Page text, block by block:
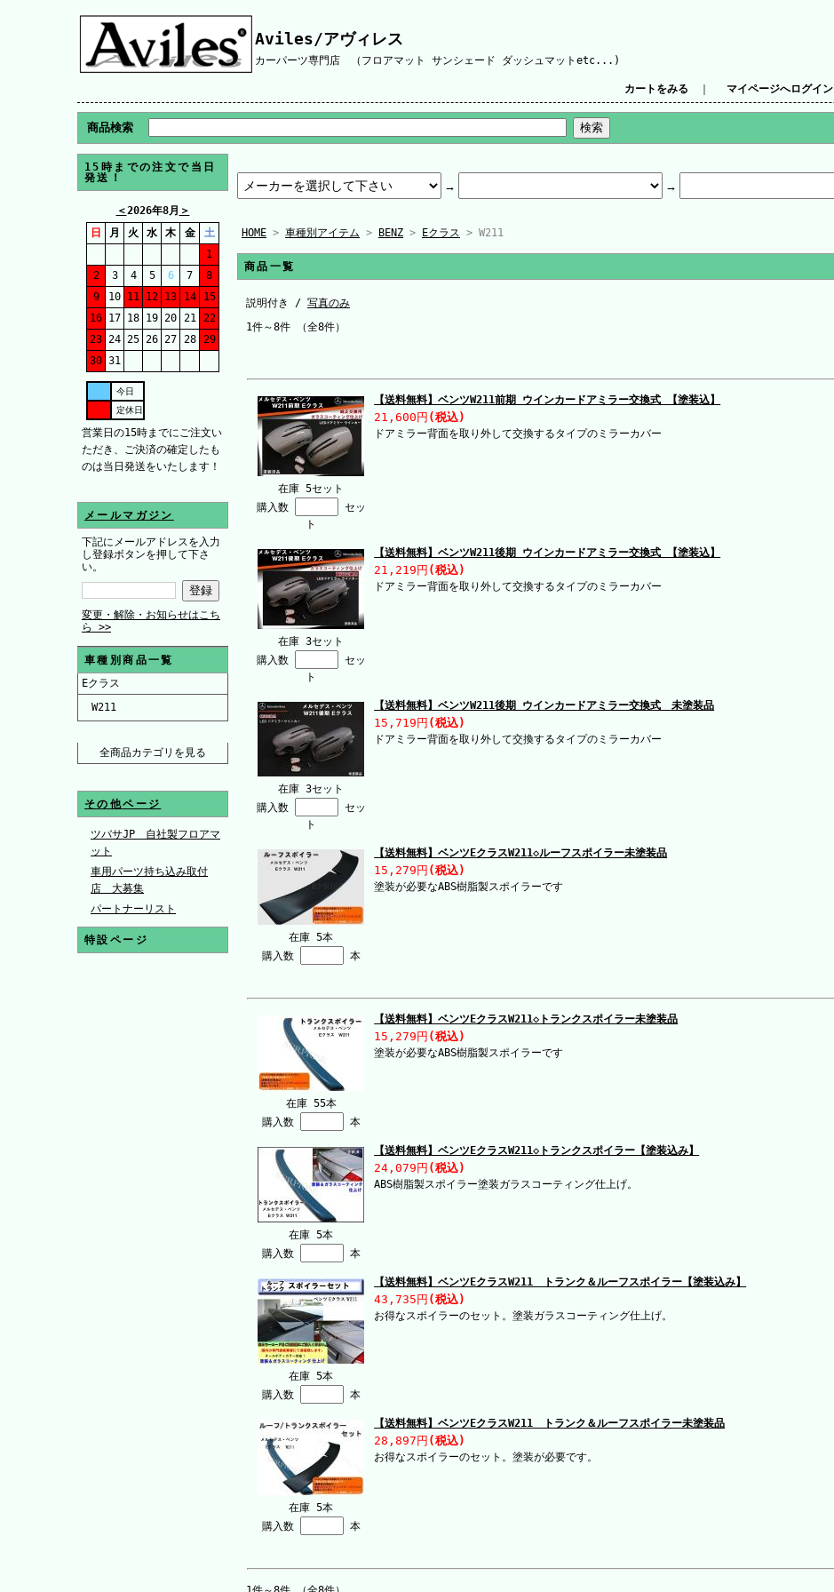
Aviles/アヴィレス
カーパーツ専門店 （フロアマット サンシェード ダッシュマットetc...)
カートをみる マイページへログイン
商品検索
15時までの注文で当日
発送！
＜2026年8月 ＞
日
月 火 水 木 金
土
1
2
3 4 5 6 7
8
9
10 11 12 13 14
15
16 17 18 19 20 21
22
23 24 25 26 27 28
29
30 31
今日
定休日
営業日の15時までにご注文い
ただき、ご決済の確定したも
のは当日発送をいたします！
メールマガジン
下記にメールアドレスを入力
し登録ボタンを押して下さ
い。
変更・解除・お知らせはこち
ら >>
車種別商品一覧
Eクラス
W211
全商品カテゴリを見る
その他ページ
ツバサJP 自社製フロアマ
ット
車用パーツ持ち込み取付
店 大募集
パートナーリスト
特設ページ
HOME > 車種別アイテム > BENZ > Eクラス > W211
商品一覧
説明付き / 写真のみ
1件～8件 （全8件）
在庫 5セット
購入数
セッ
ト
【送料無料】ベンツW211前期 ウインカードアミラー交換式 【塗装込】
21,600円 (税込)
ドアミラー背面を取り外して交換するタイプのミラーカバー
在庫 3セット
購入数
セッ
ト
【送料無料】ベンツW211後期 ウインカードアミラー交換式 【塗装込】
21,219円 (税込)
ドアミラー背面を取り外して交換するタイプのミラーカバー
在庫 3セット
購入数
セッ
ト
【送料無料】ベンツW211後期 ウインカードアミラー交換式 未塗装品
15,719円 (税込)
ドアミラー背面を取り外して交換するタイプのミラーカバー
在庫 5本
購入数
本
【送料無料】ベンツEクラスW211◇ルーフスポイラー未塗装品
15,279円 (税込)
塗装が必要なABS樹脂製スポイラーです
在庫 55本
購入数
本
【送料無料】ベンツEクラスW211◇トランクスポイラー未塗装品
15,279円 (税込)
塗装が必要なABS樹脂製スポイラーです
在庫 5本
購入数
本
【送料無料】ベンツEクラスW211◇トランクスポイラー【塗装込み】
24,079円 (税込)
ABS樹脂製スポイラー塗装ガラスコーティング仕上げ。
在庫 5本
購入数
本
【送料無料】ベンツEクラスW211 トランク＆ルーフスポイラー【塗装込み】
43,735円 (税込)
お得なスポイラーのセット。塗装ガラスコーティング仕上げ。
在庫 5本
購入数
本
【送料無料】ベンツEクラスW211 トランク＆ルーフスポイラー未塗装品
28,897円 (税込)
お得なスポイラーのセット。塗装が必要です。